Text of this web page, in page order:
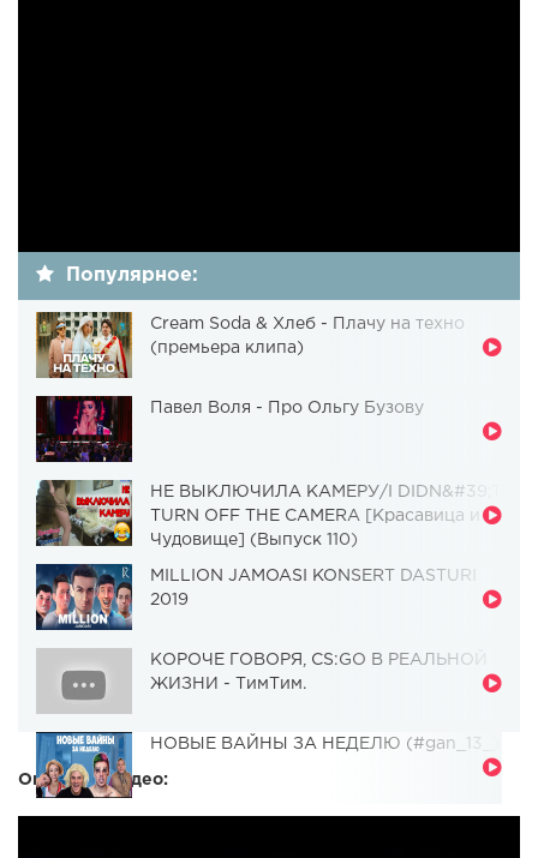
Популярное:
Cream Soda & Хлеб - Плачу на техно
(премьера клипа)
Павел Воля - Про Ольгу Бузову
НЕ ВЫКЛЮЧИЛА КАМЕРУ/I DIDN&#39;T
TURN OFF THE CAMERA [Красавица и
Чудовище] (Выпуск 110)
MILLION JAMOASI KONSERT DASTURI
2019
КОРОЧЕ ГОВОРЯ, CS:GO В РЕАЛЬНОЙ
ЖИЗНИ - ТимТим.
НОВЫЕ ВАЙНЫ ЗА НЕДЕЛЮ (#gan_13_)
Описание видео: